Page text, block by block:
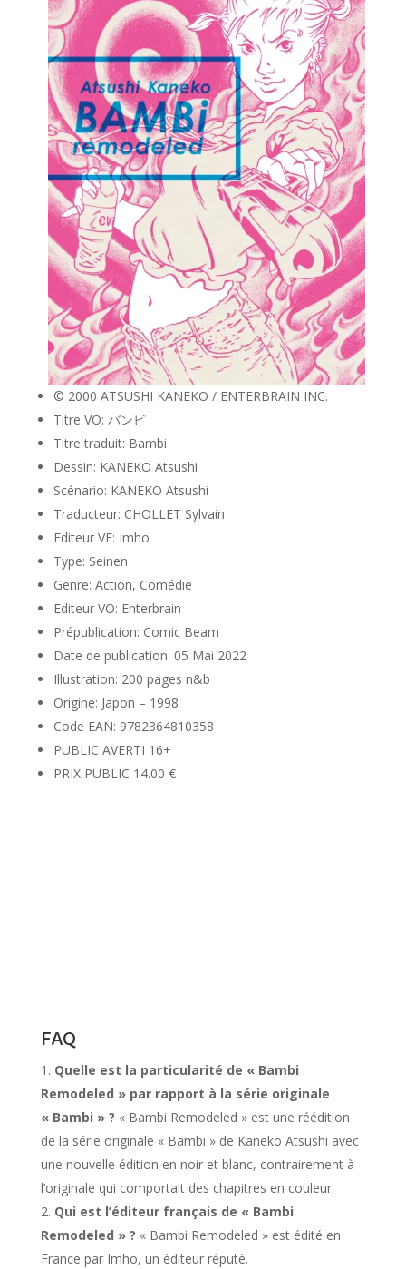
© 2000 ATSUSHI KANEKO / ENTERBRAIN INC.
Titre VO: バンビ
Titre traduit: Bambi
Dessin: KANEKO Atsushi
Scénario: KANEKO Atsushi
Traducteur: CHOLLET Sylvain
Editeur VF: Imho
Type: Seinen
Genre: Action, Comédie
Editeur VO: Enterbrain
Prépublication: Comic Beam
Date de publication: 05 Mai 2022
Illustration: 200 pages n&b
Origine: Japon – 1998
Code EAN: 9782364810358
PUBLIC AVERTI 16+
PRIX PUBLIC 14.00 €
FAQ
Quelle est la particularité de « Bambi
Remodeled » par rapport à la série originale
« Bambi » ? « Bambi Remodeled » est une réédition
de la série originale « Bambi » de Kaneko Atsushi avec
une nouvelle édition en noir et blanc, contrairement à
l’originale qui comportait des chapitres en couleur.
Qui est l’éditeur français de « Bambi
Remodeled » ? « Bambi Remodeled » est édité en
France par Imho, un éditeur réputé.